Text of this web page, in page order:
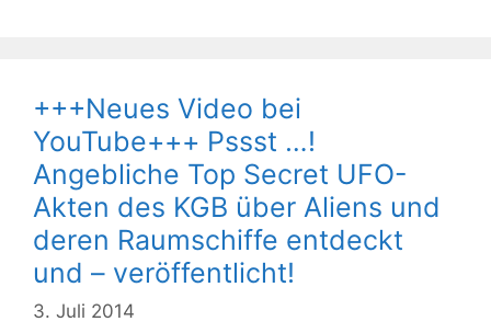
+++Neues Video bei
YouTube+++ Pssst …!
Angebliche Top Secret UFO-
Akten des KGB über Aliens und
deren Raumschiffe entdeckt
und – veröffentlicht!
3. Juli 2014